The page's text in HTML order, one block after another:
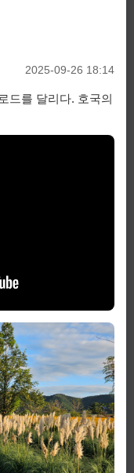
2025-09-26 18:14
드를 달리다. 호국의